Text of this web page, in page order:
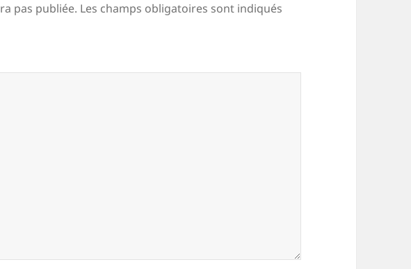
pas publiée. Les champs obligatoires sont indiqués